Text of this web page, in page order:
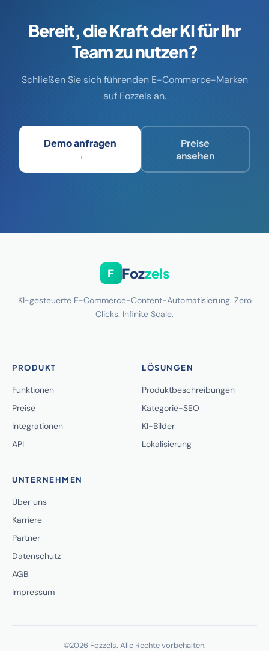
Bereit, die Kraft der KI für Ihr
Team zu nutzen?
Schließen Sie sich führenden E-Commerce-Marken
auf Fozzels an.
Demo anfragen
→
Preise
ansehen
F Fozzels
KI-gesteuerte E-Commerce-Content-Automatisierung. Zero
Clicks. Infinite Scale.
PRODUKT
Funktionen
Preise
Integrationen
API
LÖSUNGEN
Produktbeschreibungen
Kategorie-SEO
KI-Bilder
Lokalisierung
UNTERNEHMEN
Über uns
Karriere
Partner
Datenschutz
AGB
Impressum
©2026 Fozzels. Alle Rechte vorbehalten.